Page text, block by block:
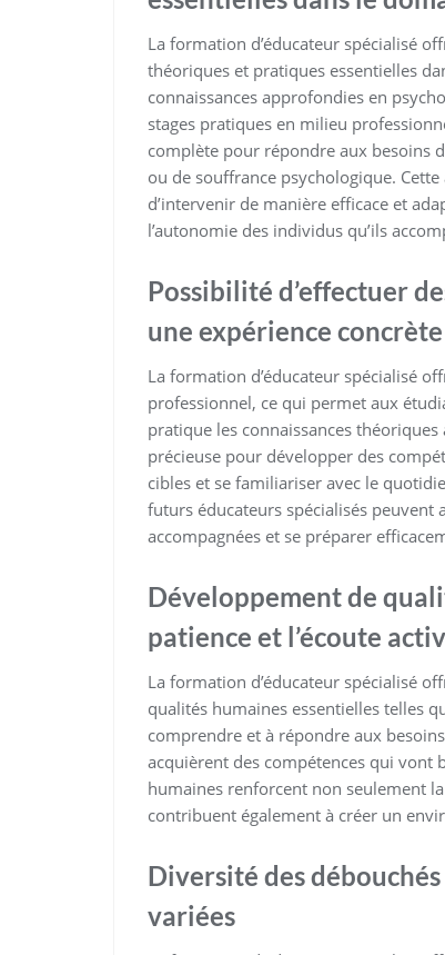
La formation d’éducateur spécialisé
théoriques et pratiques essentielles
connaissances approfondies en
stages pratiques en milieu
complète pour répondre aux besoins
ou de souffrance psychologique.
d’intervenir de manière efficace et
l’autonomie des individus qu’ils
Possibilité d’effectuer
une expérience concrète
La formation d’éducateur spécialisé
professionnel, ce qui permet aux
pratique les connaissances
précieuse pour développer des
cibles et se familiariser avec le
futurs éducateurs spécialisés
accompagnées et se préparer
Développement de
patience et l’écoute
La formation d’éducateur spécialisé
qualités humaines essentielles telles
comprendre et à répondre aux
acquièrent des compétences qui vont
humaines renforcent non seulement
contribuent également à créer un
Diversité des
variées